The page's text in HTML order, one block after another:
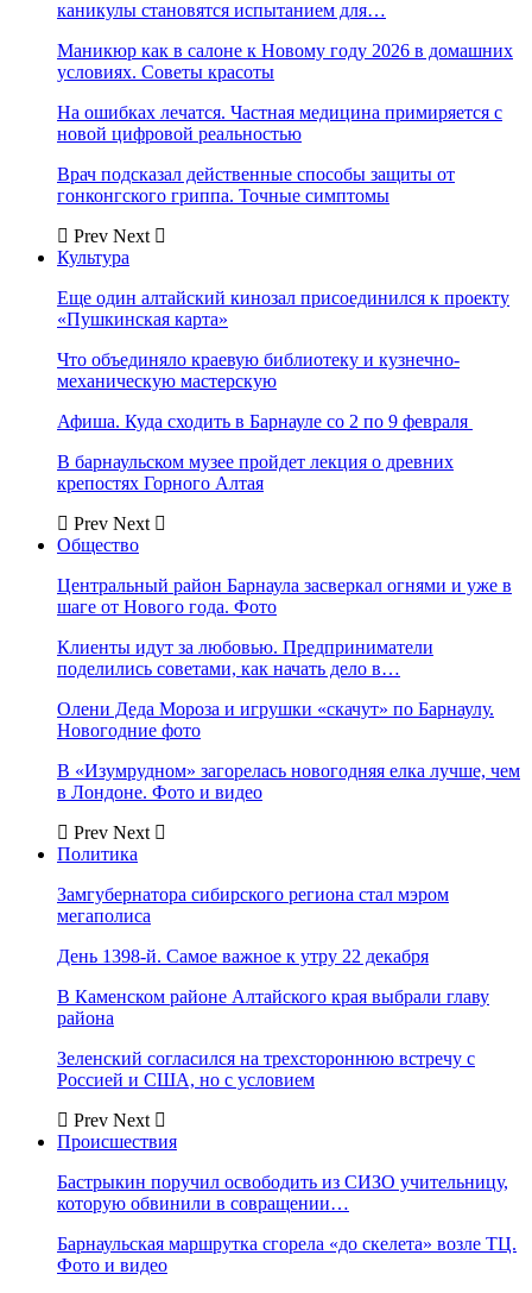
каникулы становятся испытанием для…
Маникюр как в салоне к Новому году 2026 в домашних
условиях. Советы красоты
На ошибках лечатся. Частная медицина примиряется с
новой цифровой реальностью
Врач подсказал действенные способы защиты от
гонконгского гриппа. Точные симптомы
Prev Next
Культура
Еще один алтайский кинозал присоединился к проекту
«Пушкинская карта»
Что объединяло краевую библиотеку и кузнечно-
механическую мастерскую
Афиша. Куда сходить в Барнауле со 2 по 9 февраля
В барнаульском музее пройдет лекция о древних
крепостях Горного Алтая
Prev Next
Общество
Центральный район Барнаула засверкал огнями и уже в
шаге от Нового года. Фото
Клиенты идут за любовью. Предприниматели
поделились советами, как начать дело в…
Олени Деда Мороза и игрушки «скачут» по Барнаулу.
Новогодние фото
В «Изумрудном» загорелась новогодняя елка лучше, чем
в Лондоне. Фото и видео
Prev Next
Политика
Замгубернатора сибирского региона стал мэром
мегаполиса
День 1398-й. Самое важное к утру 22 декабря
В Каменском районе Алтайского края выбрали главу
района
Зеленский согласился на трехстороннюю встречу с
Россией и США, но с условием
Prev Next
Происшествия
Бастрыкин поручил освободить из СИЗО учительницу,
которую обвинили в совращении…
Барнаульская маршрутка сгорела «до скелета» возле ТЦ.
Фото и видео